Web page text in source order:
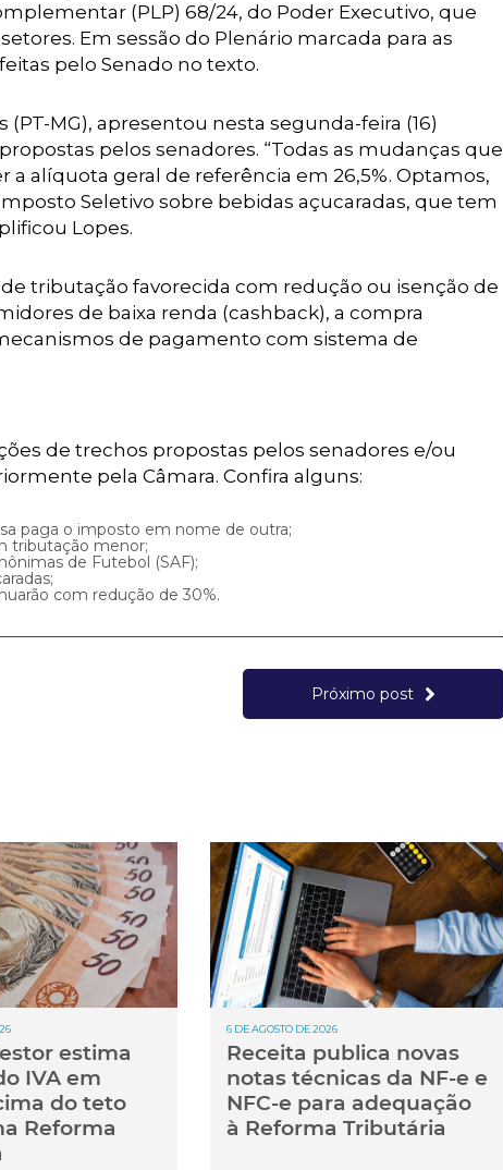
(PLP) 68/24, do Poder Executivo, que
Em sessão do Plenário marcada para as
pelo Senado no texto.
MG), apresentou nesta segunda-feira (16)
pelos senadores. “Todas as mudanças que
alíquota geral de referência em 26,5%. Optamos,
Seletivo sobre bebidas açucaradas, que tem
Lopes.
tributação favorecida com redução ou isenção de
de baixa renda (cashback), a compra
de pagamento com sistema de
de trechos propostas pelos senadores e/ou
pela Câmara. Confira alguns:
paga o imposto em nome de outra;
tributação menor;
de Futebol (SAF);
com redução de 30%.
Próximo post
estima
IVA em
do teto
Reforma
6 DE AGOSTO DE 2026
Receita publica novas
notas técnicas da NF-e e
NFC-e para adequação
à Reforma Tributária